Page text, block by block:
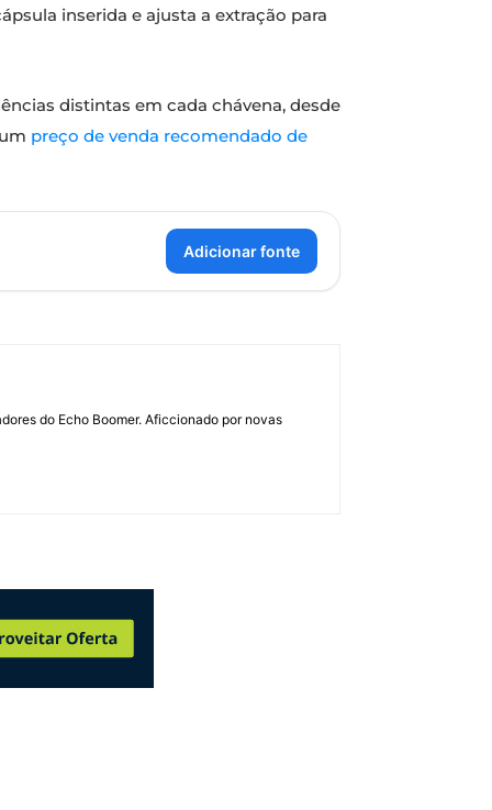
inserida e ajusta a extração para
distintas em cada chávena, desde
preço de venda recomendado de
Adicionar fonte
do Echo Boomer. Aficcionado por novas